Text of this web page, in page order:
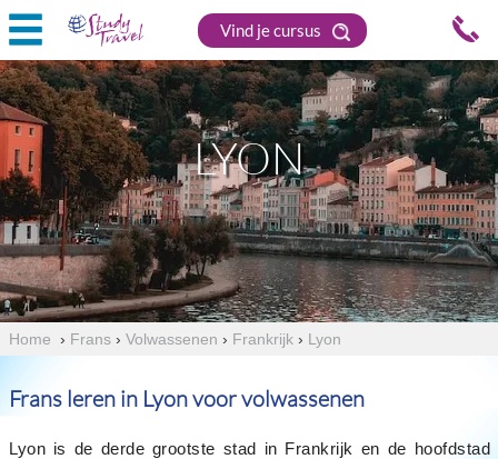
Vind je cursus
LYON
Home › Frans › Volwassenen › Frankrijk › Lyon
Frans leren in Lyon voor volwassenen
Lyon is de derde grootste stad in Frankrijk en de hoofdstad